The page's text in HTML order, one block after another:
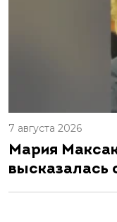
7 августа 2026
Мария
высказалась